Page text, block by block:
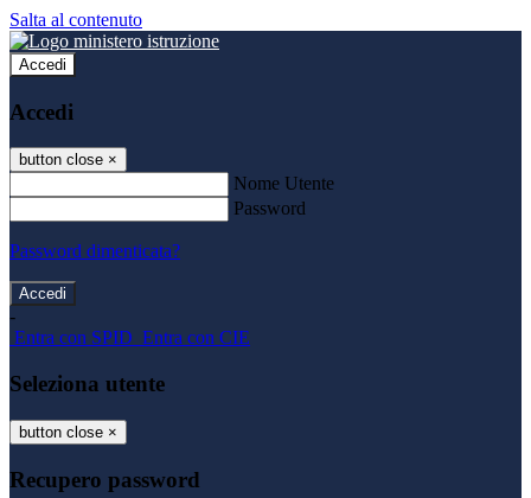
Salta al contenuto
Accedi
Accedi
button close ×
Nome Utente
Password
Password dimenticata?
-
Entra con SPID Entra con CIE
Seleziona utente
button close ×
Recupero password